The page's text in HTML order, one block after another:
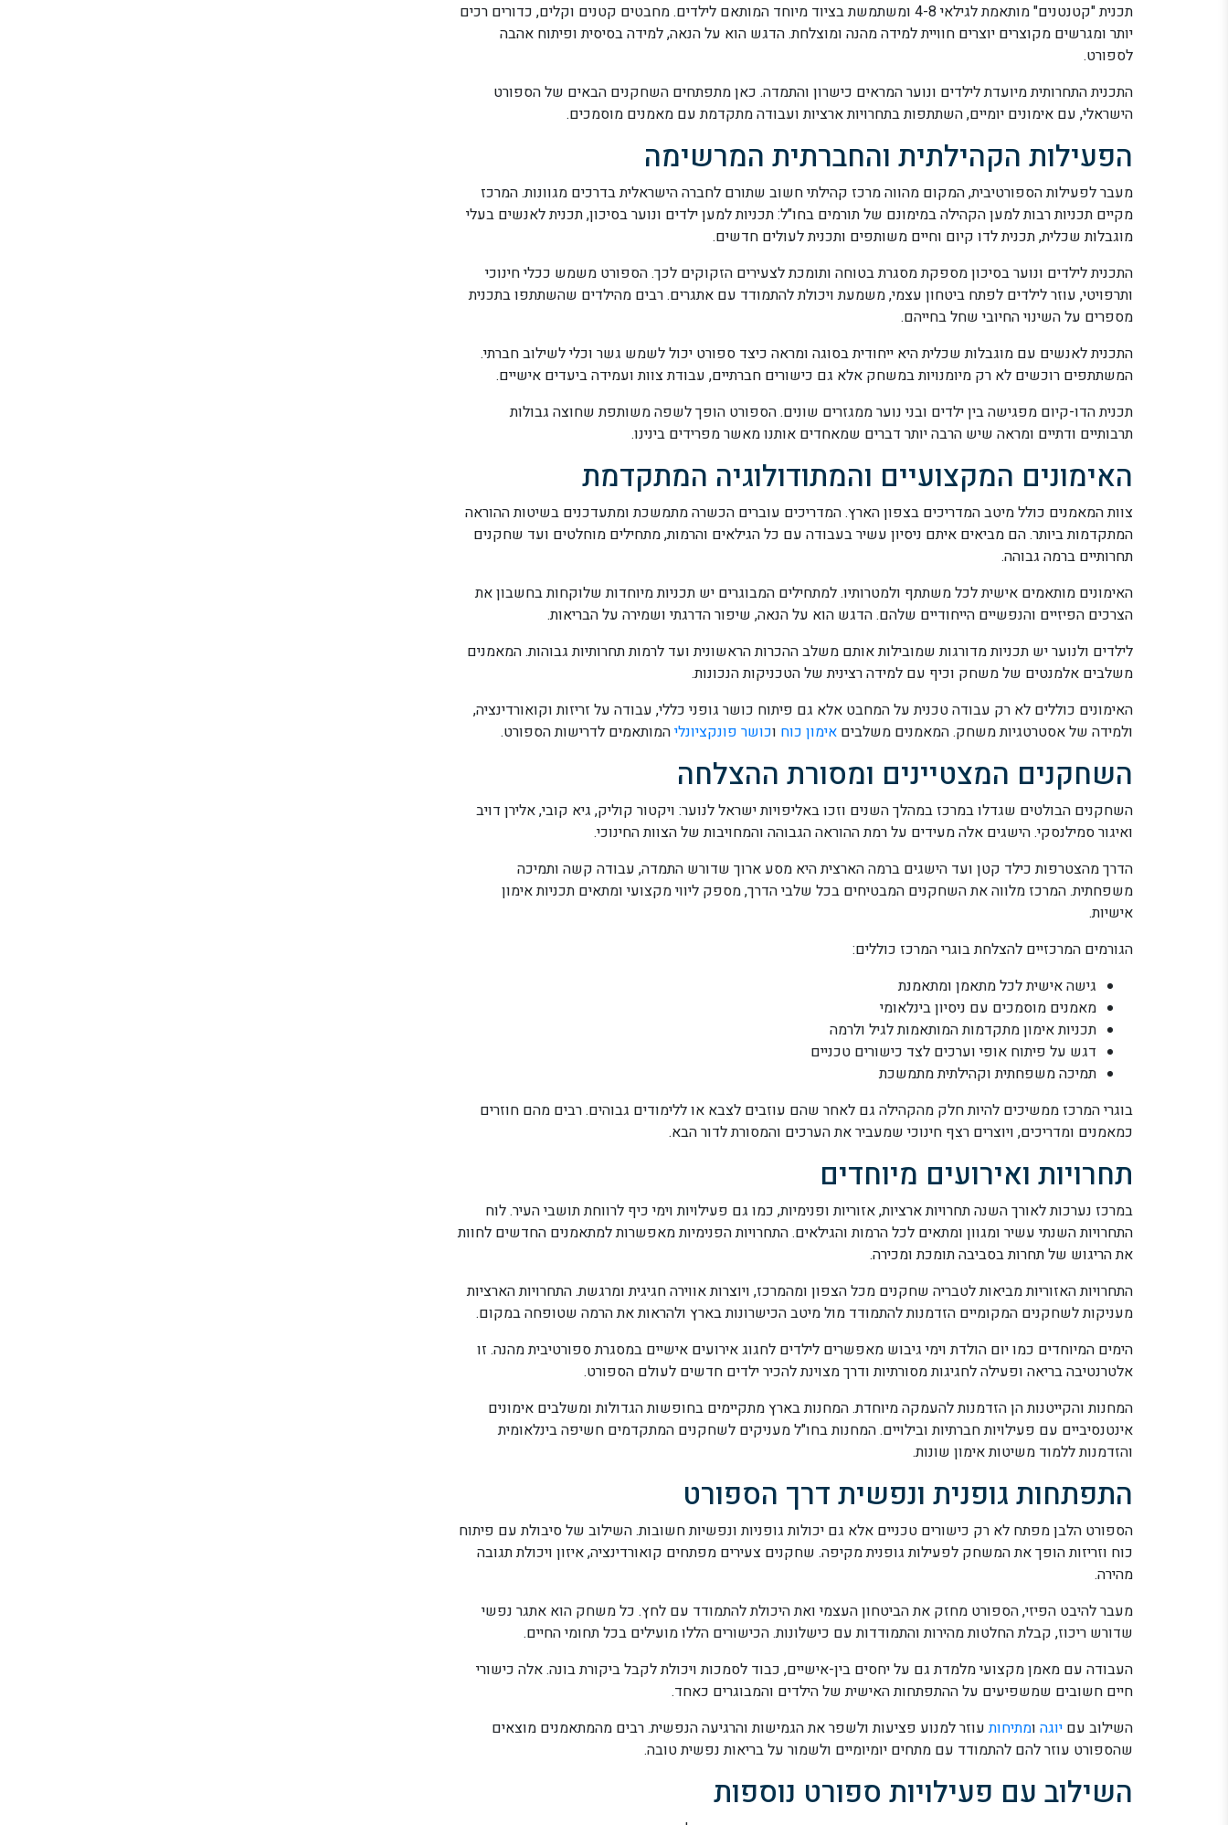
תכנית "קטנטנים" מותאמת לגילאי 4-8 ומשתמשת בציוד מיוחד המותאם לילדים. מחבטים קטנים וקלים, כדורים רכים
יותר ומגרשים מקוצרים יוצרים חוויית למידה מהנה ומוצלחת. הדגש הוא על הנאה, למידה בסיסית ופיתוח אהבה
לספורט.
התכנית התחרותית מיועדת לילדים ונוער המראים כישרון והתמדה. כאן מתפתחים השחקנים הבאים של הספורט
הישראלי, עם אימונים יומיים, השתתפות בתחרויות ארציות ועבודה מתקדמת עם מאמנים מוסמכים.
הפעילות הקהילתית והחברתית המרשימה
מעבר לפעילות הספורטיבית, המקום מהווה מרכז קהילתי חשוב שתורם לחברה הישראלית בדרכים מגוונות. המרכז
מקיים תכניות רבות למען הקהילה במימונם של תורמים בחו"ל: תכניות למען ילדים ונוער בסיכון, תכנית לאנשים בעלי
מוגבלות שכלית, תכנית לדו קיום וחיים משותפים ותכנית לעולים חדשים.
התכנית לילדים ונוער בסיכון מספקת מסגרת בטוחה ותומכת לצעירים הזקוקים לכך. הספורט משמש ככלי חינוכי
ותרפויטי, עוזר לילדים לפתח ביטחון עצמי, משמעת ויכולת להתמודד עם אתגרים. רבים מהילדים שהשתתפו בתכנית
מספרים על השינוי החיובי שחל בחייהם.
התכנית לאנשים עם מוגבלות שכלית היא ייחודית בסוגה ומראה כיצד ספורט יכול לשמש גשר וכלי לשילוב חברתי.
המשתתפים רוכשים לא רק מיומנויות במשחק אלא גם כישורים חברתיים, עבודת צוות ועמידה ביעדים אישיים.
תכנית הדו-קיום מפגישה בין ילדים ובני נוער ממגזרים שונים. הספורט הופך לשפה משותפת שחוצה גבולות
תרבותיים ודתיים ומראה שיש הרבה יותר דברים שמאחדים אותנו מאשר מפרידים בינינו.
האימונים המקצועיים והמתודולוגיה המתקדמת
צוות המאמנים כולל מיטב המדריכים בצפון הארץ. המדריכים עוברים הכשרה מתמשכת ומתעדכנים בשיטות ההוראה
המתקדמות ביותר. הם מביאים איתם ניסיון עשיר בעבודה עם כל הגילאים והרמות, מתחילים מוחלטים ועד שחקנים
תחרותיים ברמה גבוהה.
האימונים מותאמים אישית לכל משתתף ולמטרותיו. למתחילים המבוגרים יש תכניות מיוחדות שלוקחות בחשבון את
הצרכים הפיזיים והנפשיים הייחודיים שלהם. הדגש הוא על הנאה, שיפור הדרגתי ושמירה על הבריאות.
לילדים ולנוער יש תכניות מדורגות שמובילות אותם משלב ההכרות הראשונית ועד לרמות תחרותיות גבוהות. המאמנים
משלבים אלמנטים של משחק וכיף עם למידה רצינית של הטכניקות הנכונות.
האימונים כוללים לא רק עבודה טכנית על המחבט אלא גם פיתוח כושר גופני כללי, עבודה על זריזות וקואורדינציה,
ולמידה של אסטרטגיות משחק. המאמנים משלבים אימון כוח וכושר פונקציונליהמותאמים לדרישות הספורט.
השחקנים המצטיינים ומסורת ההצלחה
השחקנים הבולטים שגדלו במרכז במהלך השנים וזכו באליפויות ישראל לנוער: ויקטור קוליק, גיא קובי, אלירן דויב
ואיגור סמילנסקי. הישגים אלה מעידים על רמת ההוראה הגבוהה והמחויבות של הצוות החינוכי.
הדרך מהצטרפות כילד קטן ועד הישגים ברמה הארצית היא מסע ארוך שדורש התמדה, עבודה קשה ותמיכה
משפחתית. המרכז מלווה את השחקנים המבטיחים בכל שלבי הדרך, מספק ליווי מקצועי ומתאים תכניות אימון
אישיות.
הגורמים המרכזיים להצלחת בוגרי המרכז כוללים:
גישה אישית לכל מתאמן ומתאמנת
מאמנים מוסמכים עם ניסיון בינלאומי
תכניות אימון מתקדמות המותאמות לגיל ולרמה
דגש על פיתוח אופי וערכים לצד כישורים טכניים
תמיכה משפחתית וקהילתית מתמשכת
בוגרי המרכז ממשיכים להיות חלק מהקהילה גם לאחר שהם עוזבים לצבא או ללימודים גבוהים. רבים מהם חוזרים
כמאמנים ומדריכים, ויוצרים רצף חינוכי שמעביר את הערכים והמסורת לדור הבא.
תחרויות ואירועים מיוחדים
במרכז נערכות לאורך השנה תחרויות ארציות, אזוריות ופנימיות, כמו גם פעילויות וימי כיף לרווחת תושבי העיר. לוח
התחרויות השנתי עשיר ומגוון ומתאים לכל הרמות והגילאים. התחרויות הפנימיות מאפשרות למתאמנים החדשים לחוות
את הריגוש של תחרות בסביבה תומכת ומכירה.
התחרויות האזוריות מביאות לטבריה שחקנים מכל הצפון ומהמרכז, ויוצרות אווירה חגיגית ומרגשת. התחרויות הארציות
מעניקות לשחקנים המקומיים הזדמנות להתמודד מול מיטב הכישרונות בארץ ולהראות את הרמה שטופחה במקום.
הימים המיוחדים כמו יום הולדת וימי גיבוש מאפשרים לילדים לחגוג אירועים אישיים במסגרת ספורטיבית מהנה. זו
אלטרנטיבה בריאה ופעילה לחגיגות מסורתיות ודרך מצוינת להכיר ילדים חדשים לעולם הספורט.
המחנות והקייטנות הן הזדמנות להעמקה מיוחדת. המחנות בארץ מתקיימים בחופשות הגדולות ומשלבים אימונים
אינטנסיביים עם פעילויות חברתיות ובילויים. המחנות בחו"ל מעניקים לשחקנים המתקדמים חשיפה בינלאומית
והזדמנות ללמוד משיטות אימון שונות.
התפתחות גופנית ונפשית דרך הספורט
הספורט הלבן מפתח לא רק כישורים טכניים אלא גם יכולות גופניות ונפשיות חשובות. השילוב של סיבולת עם פיתוח
כוח וזריזות הופך את המשחק לפעילות גופנית מקיפה. שחקנים צעירים מפתחים קואורדינציה, איזון ויכולת תגובה
מהירה.
מעבר להיבט הפיזי, הספורט מחזק את הביטחון העצמי ואת היכולת להתמודד עם לחץ. כל משחק הוא אתגר נפשי
שדורש ריכוז, קבלת החלטות מהירות והתמודדות עם כישלונות. הכישורים הללו מועילים בכל תחומי החיים.
העבודה עם מאמן מקצועי מלמדת גם על יחסים בין-אישיים, כבוד לסמכות ויכולת לקבל ביקורת בונה. אלה כישורי
חיים חשובים שמשפיעים על ההתפתחות האישית של הילדים והמבוגרים כאחד.
השילוב עם יוגה ומתיחותעוזר למנוע פציעות ולשפר את הגמישות והרגיעה הנפשית. רבים מהמתאמנים מוצאים
שהספורט עוזר להם להתמודד עם מתחים יומיומיים ולשמור על בריאות נפשית טובה.
השילוב עם פעילויות ספורט נוספות